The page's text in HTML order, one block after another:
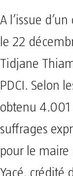
A l’issue
le 22
Tidjane
PDCI. Selon
obtenu
suffrages
pour le maire